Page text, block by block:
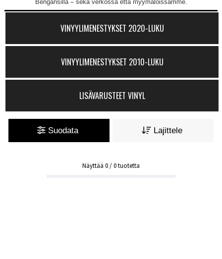
Bengansilla – sekä verkossa että myymälöissämme.
VINYYLIMENESTYKSET 2020-LUKU
VINYYLIMENESTYKSET 2010-LUKU
LISÄVARUSTEET VINYL
Suodata Lajittele
Näyttää 0/0tuotetta